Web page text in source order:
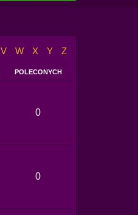
V W X Y Z
POLECONYCH
0
0